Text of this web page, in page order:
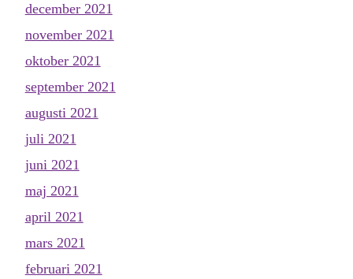
december 2021
november 2021
oktober 2021
september 2021
augusti 2021
juli 2021
juni 2021
maj 2021
april 2021
mars 2021
februari 2021